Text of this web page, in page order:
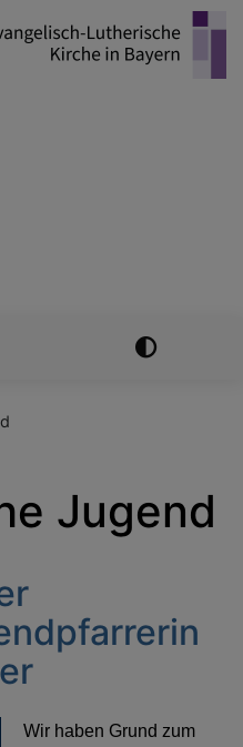
Jugend
Wir haben Grund zum